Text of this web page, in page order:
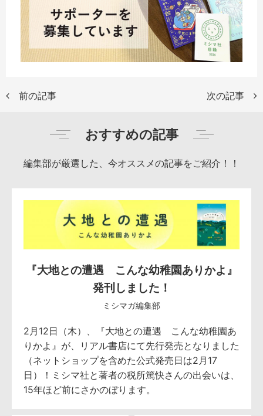
前の記事 次の記事
おすすめの記事
編集部が厳選した、今オススメの記事をご紹介！！
『大地との遭遇 こんな幼稚園ありかよ』
発刊しました！
ミシマガ編集部
2月12日（木）、『大地との遭遇 こんな幼稚園あ
りかよ』が、リアル書店にて先行発売となりました
（ネットショップを含めた公式発売日は2月17
日）！ミシマ社と著者の税所篤快さんの出会いは、
15年ほど前にさかのぼります。